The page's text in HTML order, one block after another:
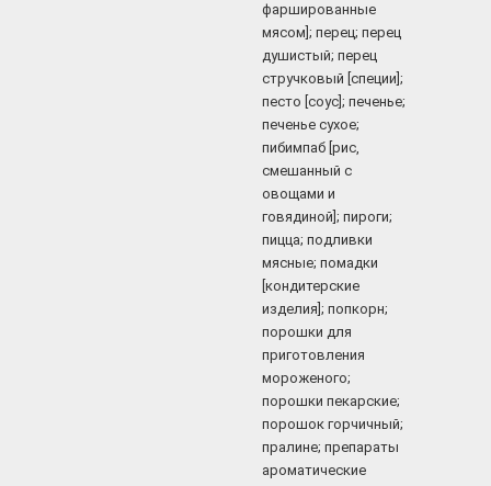
фаршированные
мясом]; перец; перец
душистый; перец
стручковый [специи];
песто [соус]; печенье;
печенье сухое;
пибимпаб [рис,
смешанный с
овощами и
говядиной]; пироги;
пицца; подливки
мясные; помадки
[кондитерские
изделия]; попкорн;
порошки для
приготовления
мороженого;
порошки пекарские;
порошок горчичный;
пралине; препараты
ароматические